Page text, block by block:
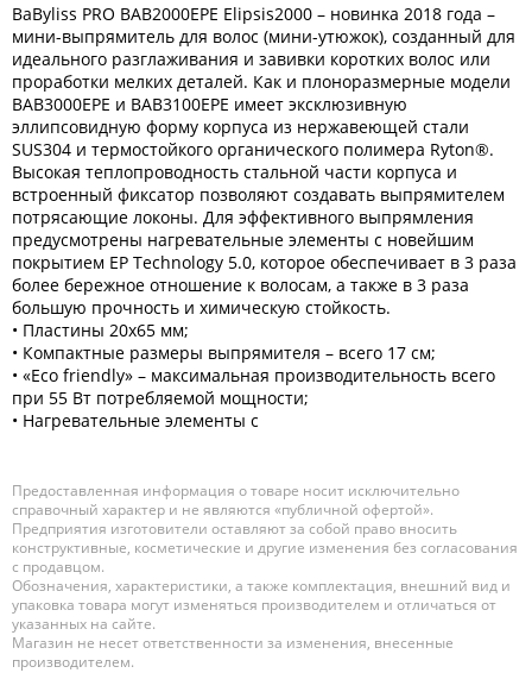
BaByliss PRO BAB2000EPE Elipsis2000 – новинка 2018 года –
мини-выпрямитель для волос (мини-утюжок), созданный для
идеального разглаживания и завивки коротких волос или
проработки мелких деталей. Как и плоноразмерные модели
BAB3000EPE и BAB3100EPE имеет эксклюзивную
эллипсовидную форму корпуса из нержавеющей стали
SUS304 и термостойкого органического полимера Ryton®.
Высокая теплопроводность стальной части корпуса и
встроенный фиксатор позволяют создавать выпрямителем
потрясающие локоны. Для эффективного выпрямления
предусмотрены нагревательные элементы с новейшим
покрытием EP Technology 5.0, которое обеспечивает в 3 раза
более бережное отношение к волосам, а также в 3 раза
большую прочность и химическую стойкость.
• Пластины 20х65 мм;
• Компактные размеры выпрямителя – всего 17 см;
• «Eco friendly» – максимальная производительность всего
при 55 Вт потребляемой мощности;
• Нагревательные элементы с
Предоставленная информация о товаре носит исключительно
справочный характер и не являются «публичной офертой».
Предприятия изготовители оставляют за собой право вносить
конструктивные, косметические и другие изменения без согласования
с продавцом.
Обозначения, характеристики, а также комплектация, внешний вид и
упаковка товара могут изменяться производителем и отличаться от
указанных на сайте.
Магазин не несет ответственности за изменения, внесенные
производителем.